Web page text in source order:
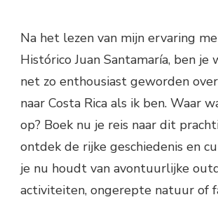
Na het lezen van mijn ervaring
Histórico Juan Santamaría, ben je
net zo enthousiast geworden
naar Costa Rica als ik ben. Waar
op? Boek nu je reis naar dit
ontdek de rijke geschiedenis en
je nu houdt van avontuurlijke
activiteiten, ongerepte natuur of